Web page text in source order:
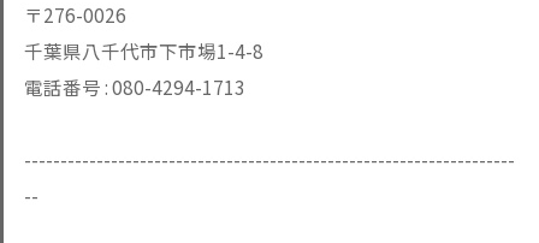
〒276-0026
千葉県八千代市下市場1-4-8
電話番号 :080-4294-1713
--------------------------------------------------------------------
--